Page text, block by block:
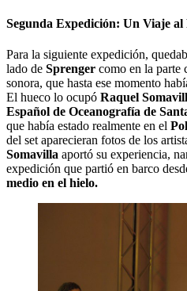
Segunda Expedición: Un Viaje al
Para la siguiente expedición,
lado de Sprenger como en la parte
sonora, que hasta ese momento
El hueco lo ocupó Raquel
Español de Oceanografía de
que había estado realmente en el
del set aparecieran fotos de los
Somavilla aportó su experiencia,
expedición que partió en barco
medio en el hielo.